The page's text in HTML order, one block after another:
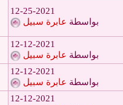
12-25-2021
بواسطة عابرة سبيل
12-12-2021
بواسطة عابرة سبيل
12-12-2021
بواسطة عابرة سبيل
12-12-2021